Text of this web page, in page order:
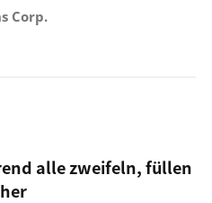
Corp.
alle zweifeln, füllen